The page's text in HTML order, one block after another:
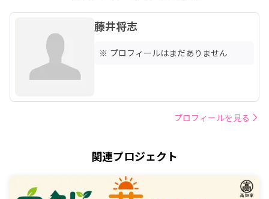
藤井将志
※ プロフィールはまだありません
プロフィールを見る
関連プロジェクト